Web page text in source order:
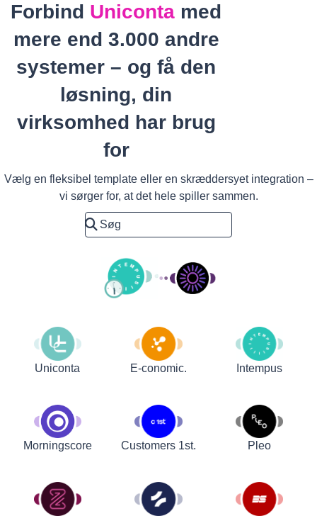
Forbind Uniconta med
mere end 3.000 andre
systemer – og få den
løsning, din
virksomhed har brug
for
Vælg en fleksibel template eller en skræddersyet integration –
vi sørger for, at det hele spiller sammen.
Uniconta E-conomic. Intempus
Morningscore Customers 1st. Pleo